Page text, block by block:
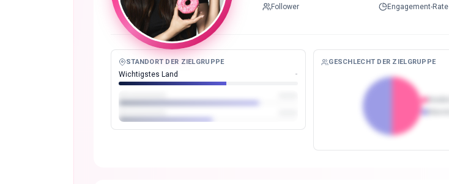
Follower Engagement-Rate
STANDORT DER ZIELGRUPPE
Wichtigstes Land -
GESCHLECHT DER ZIELGRUPPE